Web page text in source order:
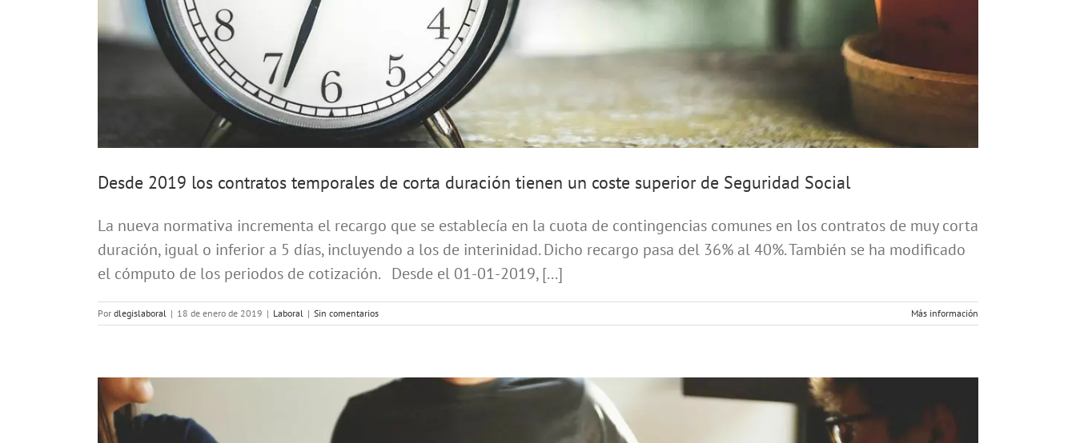
Desde 2019 los contratos temporales de corta duración tienen un coste superior de Seguridad Social
La nueva normativa incrementa el recargo que se establecía en la cuota de contingencias comunes en los contratos de muy corta
duración, igual o inferior a 5 días, incluyendo a los de interinidad. Dicho recargo pasa del 36% al 40%. También se ha modificado
el cómputo de los periodos de cotización. Desde el 01-01-2019, [...]
Por dlegislaboral | 18 de enero de 2019 | Laboral | Sin comentarios Más información